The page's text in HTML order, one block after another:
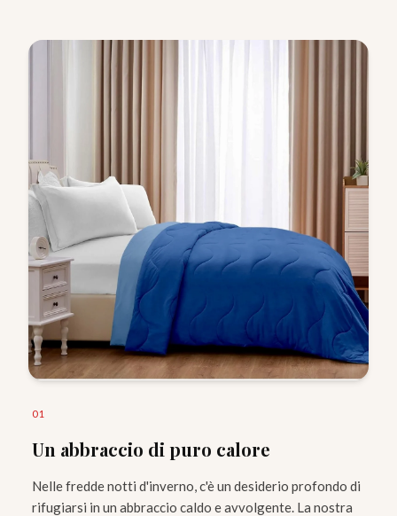
01
Un abbraccio di puro calore
Nelle fredde notti d'inverno, c'è un desiderio profondo di
rifugiarsi in un abbraccio caldo e avvolgente. La nostra